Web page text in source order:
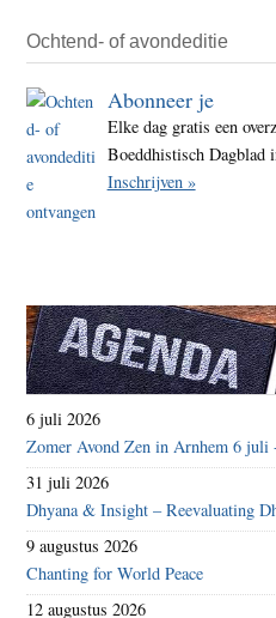
Ochtend- of avondeditie
Abonneer je
Elke dag gratis een
Boeddhistisch Dagblad
Inschrijven »
6 juli 2026
Zomer Avond Zen in Arnhem 6 juli
31 juli 2026
Dhyana & Insight – Reevaluating
9 augustus 2026
Chanting for World Peace
12 augustus 2026